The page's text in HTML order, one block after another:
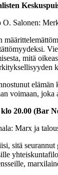
Salonen:
mitä
voimaan, joka
20.00 (Bar
Marx ja
sitä